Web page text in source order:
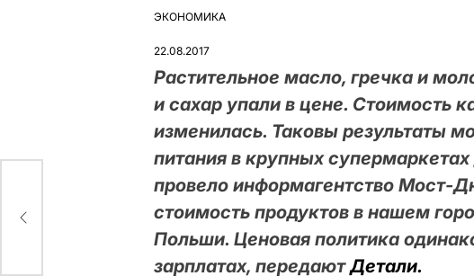
ОПУБЛІКУВАТИ
ЭКОНОМИКА
22.08.2017
Растительное масло, гречка и
и сахар упали в цене. Стоимость
изменилась. Таковы результаты
питания в крупных
провело информагентство Мост-
стоимость продуктов в нашем
Польши. Ценовая политика
зарплатах, передаютДетали.